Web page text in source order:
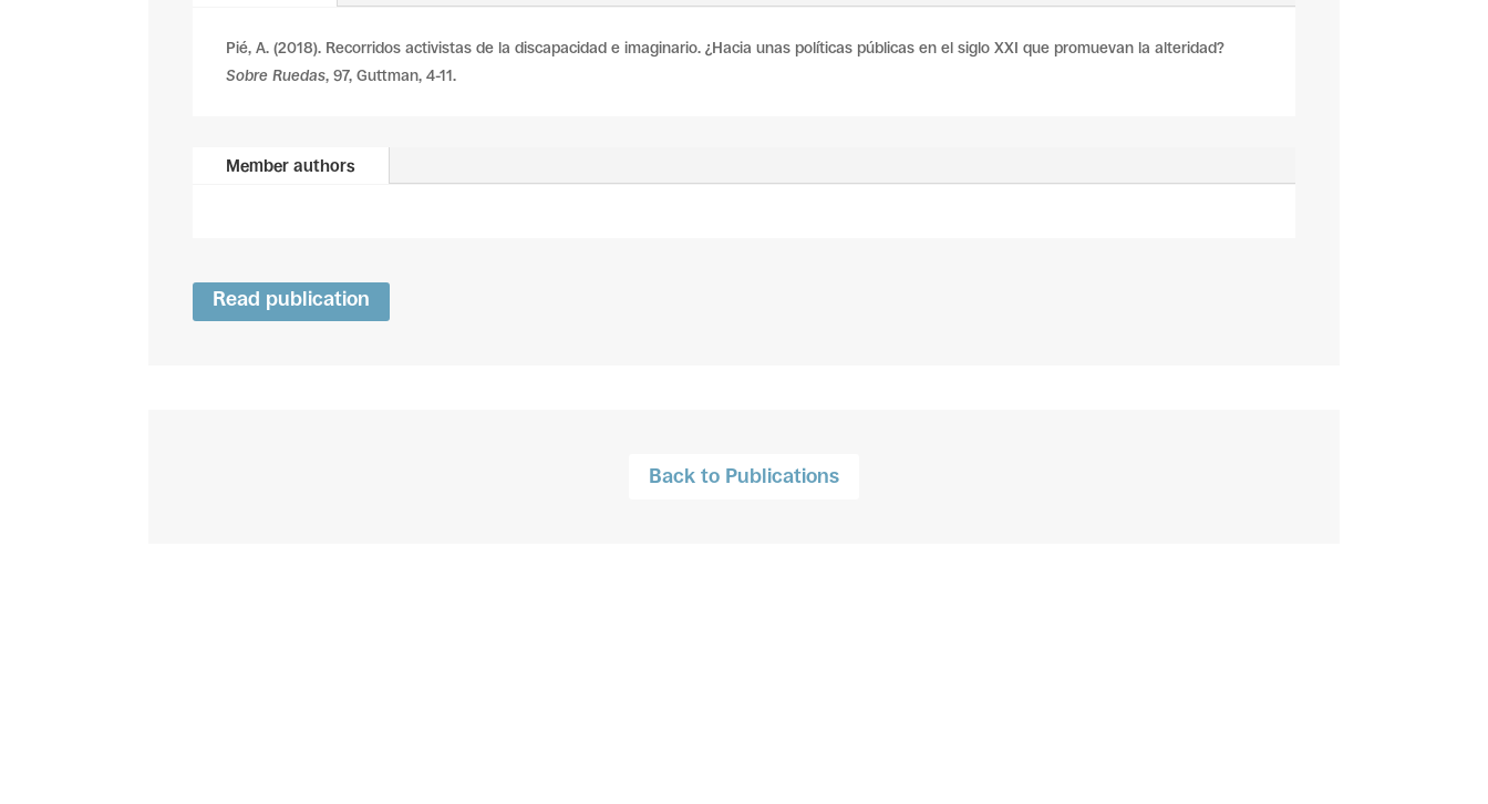
Pié, A. (2018). Recorridos activistas de la discapacidad e imaginario. ¿Hacia unas políticas públicas en el siglo XXI que promuevan la alteridad?
Sobre Ruedas, 97, Guttman, 4-11.
Member authors
Read publication
Back to Publications